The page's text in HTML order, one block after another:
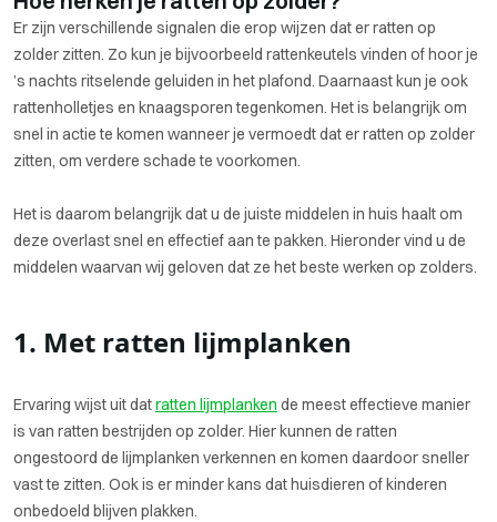
Er zijn verschillende signalen die erop wijzen dat er ratten op
zolder zitten. Zo kun je bijvoorbeeld rattenkeutels vinden of hoor je
’s nachts ritselende geluiden in het plafond. Daarnaast kun je ook
rattenholletjes en knaagsporen tegenkomen. Het is belangrijk om
snel in actie te komen wanneer je vermoedt dat er ratten op zolder
zitten, om verdere schade te voorkomen.
Het is daarom belangrijk dat u de juiste middelen in huis haalt om
deze overlast snel en effectief aan te pakken. Hieronder vind u de
middelen waarvan wij geloven dat ze het beste werken op zolders.
1. Met ratten lijmplanken
Ervaring wijst uit datratten lijmplanken de meest effectieve manier
is van ratten bestrijden op zolder. Hier kunnen de ratten
ongestoord de lijmplanken verkennen en komen daardoor sneller
vast te zitten. Ook is er minder kans dat huisdieren of kinderen
onbedoeld blijven plakken.